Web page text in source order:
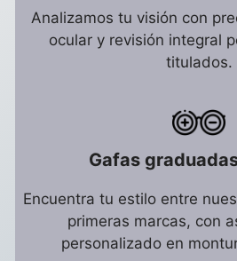
Analizamos tu visión con
ocular y revisión integral
titulados.
Gafas
Encuentra tu estilo entre
primeras marcas, con
personalizado en